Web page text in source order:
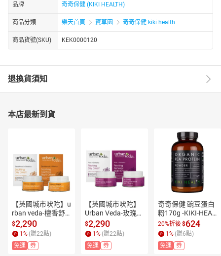
品牌 奇奇保健 (KIKI HEALTH)
商品分類 樂天首頁 寶草園 奇奇保健 kiki health
商品貨號(SKU) KEK0000120
退換貨須知
本店最新到貨
【英國城市吠陀】u
rban veda-檀香舒
敏臉部保養兩件組
(保濕日霜、修復晚
霜)
$2,290
1 % (賺22點)
免運
券
【英國城市吠陀】
Urban Veda-玫瑰賦
活臉部兩件組(保濕
日霜、修復晚霜 )
$2,290
1 % (賺22點)
免運
券
奇奇保健 豌豆蛋白
粉170g -KIKI-HEAL
TH
20%折後$624
1 % (賺6點)
免運
券